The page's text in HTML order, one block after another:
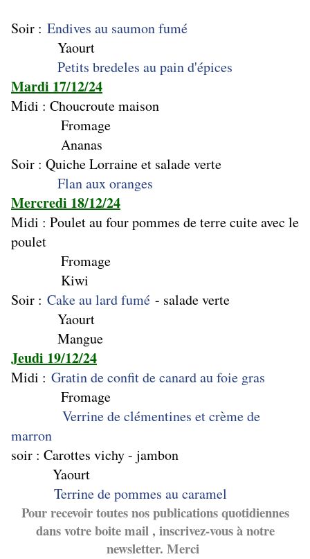
Soir : Endives au saumon fumé
Yaourt
Petits bredeles au pain d'épices
Mardi 17/12/24
Midi : Choucroute maison
Fromage
Ananas
Soir : Quiche Lorraine et salade verte
Flan aux oranges
Mercredi 18/12/24
Midi : Poulet au four pommes de terre cuite avec le
poulet
Fromage
Kiwi
Soir : Cake au lard fumé - salade verte
Yaourt
Mangue
Jeudi 19/12/24
Midi : Gratin de confit de canard au foie gras
Fromage
Verrine de clémentines et crème de
marron
soir : Carottes vichy - jambon
Yaourt
Terrine de pommes au caramel
Pour recevoir toutes nos publications quotidiennes
dans votre boite mail , inscrivez-vous à notre
newsletter. Merci